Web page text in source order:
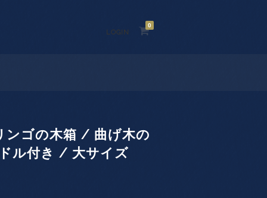
LOGIN
0
ンゴの木箱 / 曲げ木の
ル付き / 大サイズ